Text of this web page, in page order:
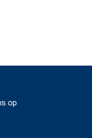
Vochtige
Wit W15
op